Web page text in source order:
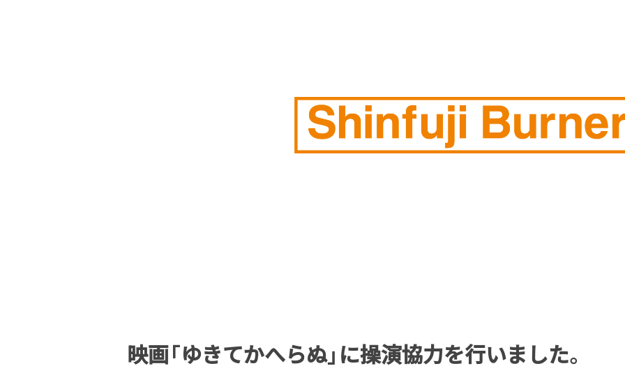
映画「ゆきてかへらぬ」に操演協力を行いました。